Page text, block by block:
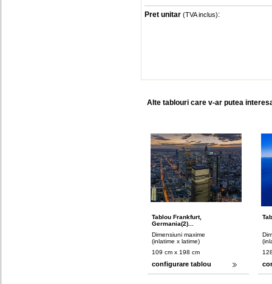
Pret unitar (TVA inclus):
Alte tablouri care v-ar putea
Tablou Frankfurt,
Germania(2)...
Dimensiuni maxime
(inlatime x latime)
109 cm x 198 cm
configurare tablou